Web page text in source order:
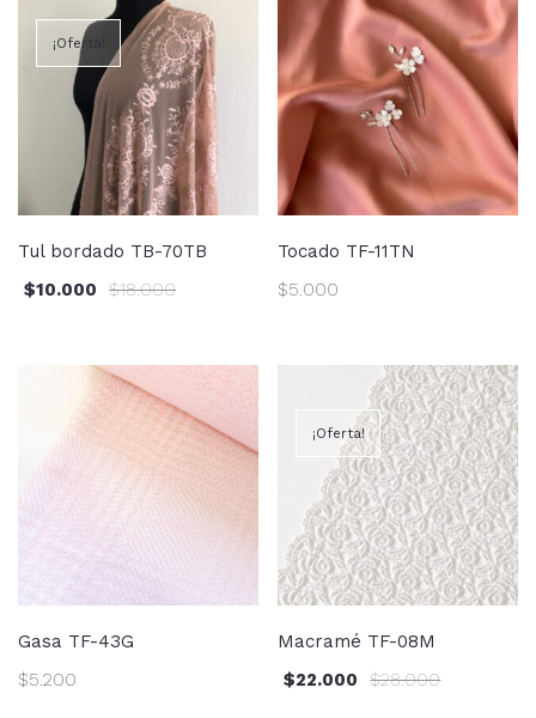
¡Oferta!
Tul bordado TB-70TB
$18.000
$10.000
Tocado TF-11TN
$5.000
Gasa TF-43G
$5.200
¡Oferta!
Macramé TF-08M
$28.000
$22.000